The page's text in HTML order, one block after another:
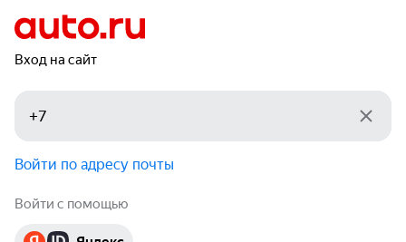
Вход на сайт
Войти по адресу почты
Войти с помощью